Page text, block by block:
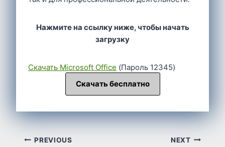
Нажмите на ссылку ниже, чтобы начать
загрузку
Cкачать Microsoft Office (Пароль 12345)
Скачать бесплатно
Post
PREVIOUS NEXT